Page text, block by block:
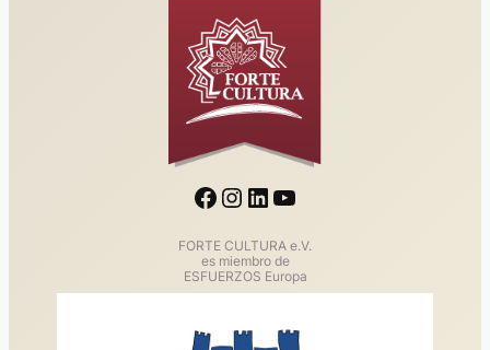
Facebook Instagram LinkedIn YouTube
FORTE CULTURA e.V.
es miembro de
ESFUERZOS Europa